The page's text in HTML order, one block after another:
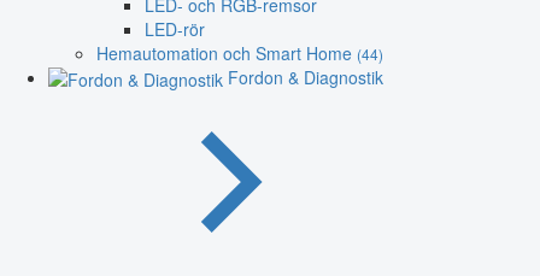
LED-rör
Hemautomation och Smart Home (44)
Fordon & Diagnostik